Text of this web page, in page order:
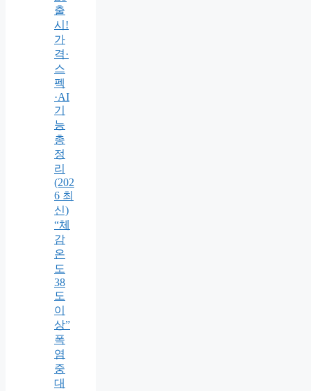
출
시!
가
격·
스
펙
·AI
기
능
총
정
리
(202
6 최
신)
“체
감
온
도
38
도
이
상”
폭
염
중
대